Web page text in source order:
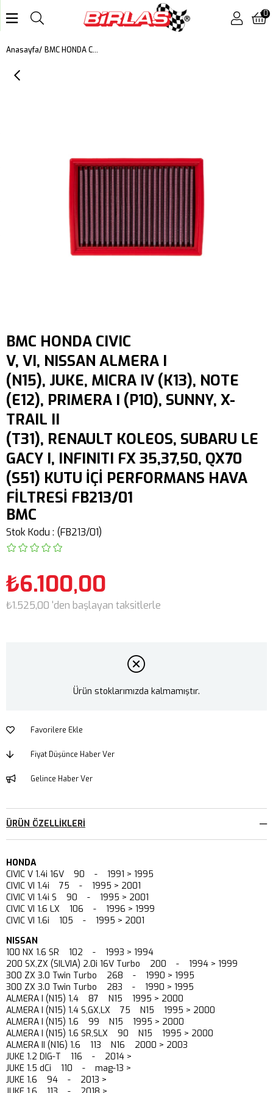
0
Anasayfa BMC HONDA CIVIC V, VI, NISSAN ALMERA I (N15), JUKE, MICRA IV (K13), NOTE (E12), PRIMERA I (P10), SUNNY, X-TRAIL II (T31), RENAULT KOLEOS, SUBARU LEGACY I, INFINITI FX 35,37,50, QX70 (S51) KUTU İÇİ PERFORMANS HAVA FİLTRESİ FB213/01
BMC HONDA CIVIC
V, VI, NISSAN ALMERA I
(N15), JUKE, MICRA IV (K13), NOTE
(E12), PRIMERA I (P10), SUNNY, X-
TRAIL II
(T31), RENAULT KOLEOS, SUBARU LE
GACY I, INFINITI FX 35,37,50, QX70
(S51) KUTU İÇİ PERFORMANS HAVA
FİLTRESİ FB213/01
BMC
Stok Kodu (FB213/01)
₺6.100,00
₺1.525,00 'den başlayan taksitlerle
Ürün stoklarımızda kalmamıştır.
Favorilere Ekle
Fiyat Düşünce Haber Ver
Gelince Haber Ver
ÜRÜN ÖZELLIKLERI
HONDA
CIVIC V 1.4i 16V 90 - 1991 > 1995
CIVIC VI 1.4i 75 - 1995 > 2001
CIVIC VI 1.4i S 90 - 1995 > 2001
CIVIC VI 1.6 LX 106 - 1996 > 1999
CIVIC VI 1.6i 105 - 1995 > 2001
NISSAN
100 NX 1.6 SR 102 - 1993 > 1994
200 SX,ZX (SILVIA) 2.0i 16V Turbo 200 - 1994 > 1999
300 ZX 3.0 Twin Turbo 268 - 1990 > 1995
300 ZX 3.0 Twin Turbo 283 - 1990 > 1995
ALMERA I (N15) 1.4 87 N15 1995 > 2000
ALMERA I (N15) 1.4 S,GX,LX 75 N15 1995 > 2000
ALMERA I (N15) 1.6 99 N15 1995 > 2000
ALMERA I (N15) 1.6 SR,SLX 90 N15 1995 > 2000
ALMERA II (N16) 1.6 113 N16 2000 > 2003
JUKE 1.2 DIG-T 116 - 2014 >
JUKE 1.5 dCi 110 - mag-13 >
JUKE 1.6 94 - 2013 >